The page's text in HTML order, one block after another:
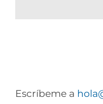
Escríbeme a